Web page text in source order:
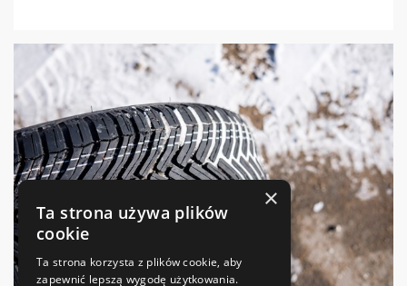
×
Ta strona używa plików
cookie
Ta strona korzysta z plików cookie, aby
zapewnić lepszą wygodę użytkowania.